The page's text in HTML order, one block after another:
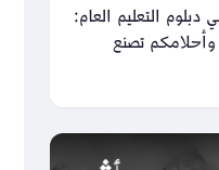
التعليم العام:
وأحلامكم تصنع